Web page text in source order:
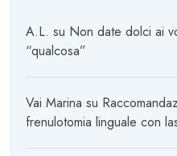
A.L. su Non date dolci ai
“qualcosa”
Vai Marina su
frenulotomia linguale con